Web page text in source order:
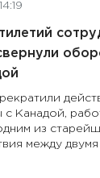
с Канадой,
из
между двумя